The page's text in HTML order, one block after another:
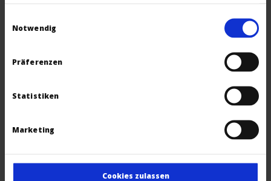
individuelle Auswahl bestätigen
Notwendig
Präferenzen
Statistiken
Marketing
Cookies zulassen